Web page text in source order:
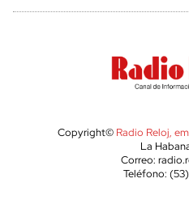
Copyright© Radio Reloj,
La
Correo:
Teléfono: